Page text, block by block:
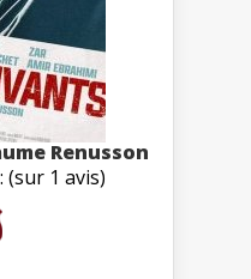
Renusson
(sur 1 avis)